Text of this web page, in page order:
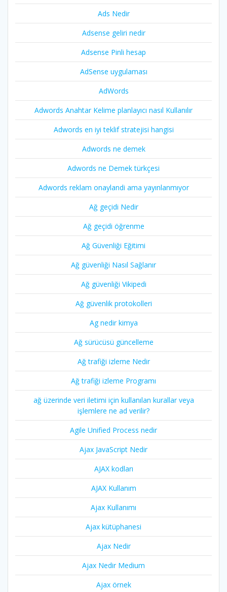
Ads Nedir
Adsense geliri nedir
Adsense Pinli hesap
AdSense uygulaması
AdWords
Adwords Anahtar Kelime planlayıcı nasıl Kullanılır
Adwords en iyi teklif stratejisi hangisi
Adwords ne demek
Adwords ne Demek türkçesi
Adwords reklam onaylandi ama yayınlanmıyor
Ağ geçidi Nedir
Ağ geçidi öğrenme
Ağ Güvenliği Eğitimi
Ağ güvenliği Nasıl Sağlanır
Ağ güvenliği Vikipedi
Ağ güvenlik protokolleri
Ag nedir kimya
Ağ sürücüsü güncelleme
Ağ trafiği izleme Nedir
Ağ trafiği izleme Programı
ağ üzerinde veri iletimi için kullanılan kurallar veya
işlemlere ne ad verilir?
Agile Unified Process nedir
Ajax JavaScript Nedir
AJAX kodları
AJAX Kullanım
Ajax Kullanımı
Ajax kütüphanesi
Ajax Nedir
Ajax Nedir Medium
Ajax örnek